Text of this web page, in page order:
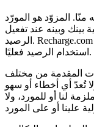
المزوّد هو المورّد
بينك وبينه عند تفعيل
الرصيد. Recharge.com هو الوسيط. المزوّد هو المسؤول عن إمكانية
استخدام الرصيد فعليًا.
المقدمة من مختلف
تُعدّ أي أخطاء أو سهو
لنا أو للمورد، ولا